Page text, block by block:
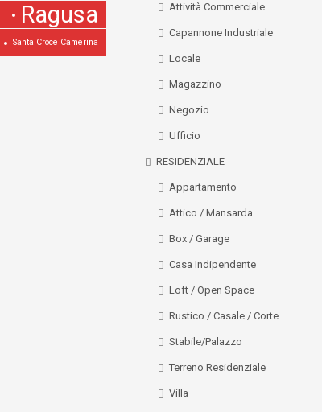
Ragusa
Santa Croce Camerina
Attività Commerciale
Capannone Industriale
Locale
Magazzino
Negozio
Ufficio
RESIDENZIALE
Appartamento
Attico / Mansarda
Box / Garage
Casa Indipendente
Loft / Open Space
Rustico / Casale / Corte
Stabile/Palazzo
Terreno Residenziale
Villa